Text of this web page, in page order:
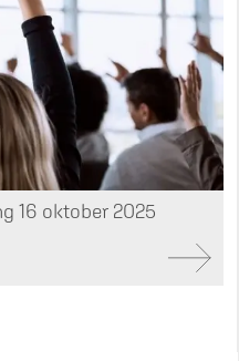
16 oktober 2025